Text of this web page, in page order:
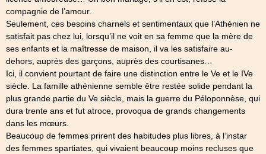
compagnie de l’amour.
Seulement, ces besoins charnels et sentimentaux que l’Athénien ne
satisfait pas chez lui, lorsqu’il ne voit en sa femme que la mère de
ses enfants et la maîtresse de maison, il va les satisfaire au-
dehors, auprès des garçons, auprès des courtisanes…
Ici, il convient pourtant de faire une distinction entre le Ve et le IVe
siècle. La famille athénienne semble être restée solide pendant la
plus grande partie du Ve siècle, mais la guerre du Péloponnèse, qui
dura trente ans et fut atroce, provoqua de grands changements
dans les mœurs.
Beaucoup de femmes prirent des habitudes plus libres, à l’instar
des femmes spartiates, qui vivaient beaucoup moins recluses que